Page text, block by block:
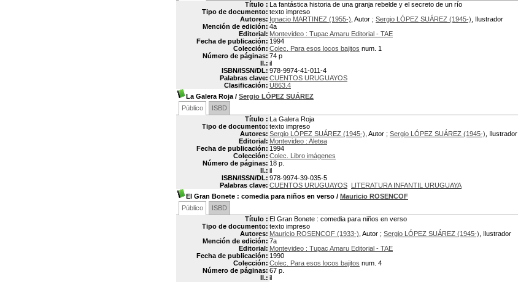
Título : La fantástica historia de una granja rebelde y el secreto de un río
Tipo de documento: texto impreso
Autores: Ignacio MARTINEZ (1955-) , Autor ; Sergio LÓPEZ SUÁREZ (1945-) , Ilustrador
Mención de edición: 4a
Editorial: Montevideo : Tupac Amaru Editorial - TAE
Fecha de publicación: 1994
Colección: Colec. Para esos locos bajitos num. 1
Número de páginas: 74 p
Il.: il
ISBN/ISSN/DL: 978-9974-41-011-4
Palabras clave: CUENTOS URUGUAYOS
Clasificación: U863.4
La Galera Roja / Sergio LÓPEZ SUÁREZ
Público
ISBD
Título : La Galera Roja
Tipo de documento: texto impreso
Autores: Sergio LÓPEZ SUÁREZ (1945-) , Autor ; Sergio LÓPEZ SUÁREZ (1945-) , Ilustrador
Editorial: Montevideo : Aletea
Fecha de publicación: 1994
Colección: Colec. Libro imágenes
Número de páginas: 18 p.
Il.: il
ISBN/ISSN/DL: 978-9974-39-035-5
Palabras clave: CUENTOS URUGUAYOS LITERATURA INFANTIL URUGUAYA
El Gran Bonete : comedia para niños en verso / Mauricio ROSENCOF
Público
ISBD
Título : El Gran Bonete : comedia para niños en verso
Tipo de documento: texto impreso
Autores: Mauricio ROSENCOF (1933-) , Autor ; Sergio LÓPEZ SUÁREZ (1945-) , Ilustrador
Mención de edición: 7a
Editorial: Montevideo : Tupac Amaru Editorial - TAE
Fecha de publicación: 1990
Colección: Colec. Para esos locos bajitos num. 4
Número de páginas: 67 p.
Il.: il